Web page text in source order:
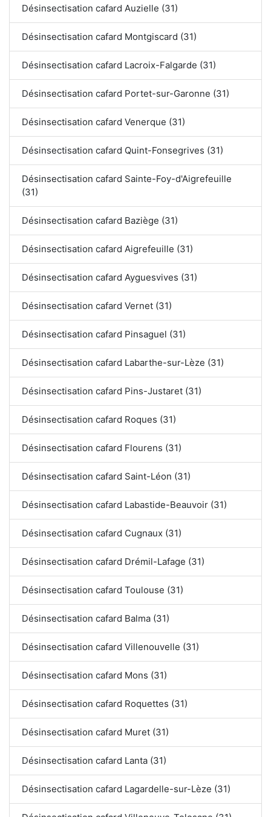
Désinsectisation cafard Auzielle (31)
Désinsectisation cafard Montgiscard (31)
Désinsectisation cafard Lacroix-Falgarde (31)
Désinsectisation cafard Portet-sur-Garonne (31)
Désinsectisation cafard Venerque (31)
Désinsectisation cafard Quint-Fonsegrives (31)
Désinsectisation cafard Sainte-Foy-d'Aigrefeuille
(31)
Désinsectisation cafard Baziège (31)
Désinsectisation cafard Aigrefeuille (31)
Désinsectisation cafard Ayguesvives (31)
Désinsectisation cafard Vernet (31)
Désinsectisation cafard Pinsaguel (31)
Désinsectisation cafard Labarthe-sur-Lèze (31)
Désinsectisation cafard Pins-Justaret (31)
Désinsectisation cafard Roques (31)
Désinsectisation cafard Flourens (31)
Désinsectisation cafard Saint-Léon (31)
Désinsectisation cafard Labastide-Beauvoir (31)
Désinsectisation cafard Cugnaux (31)
Désinsectisation cafard Drémil-Lafage (31)
Désinsectisation cafard Toulouse (31)
Désinsectisation cafard Balma (31)
Désinsectisation cafard Villenouvelle (31)
Désinsectisation cafard Mons (31)
Désinsectisation cafard Roquettes (31)
Désinsectisation cafard Muret (31)
Désinsectisation cafard Lanta (31)
Désinsectisation cafard Lagardelle-sur-Lèze (31)